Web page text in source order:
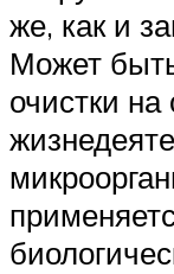
же, как и
Может
очистки на